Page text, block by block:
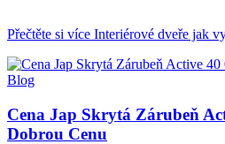
Přečtěte si více Interiérové dveře jak
Blog
Cena Jap Skrytá Zárubeň
Dobrou Cenu